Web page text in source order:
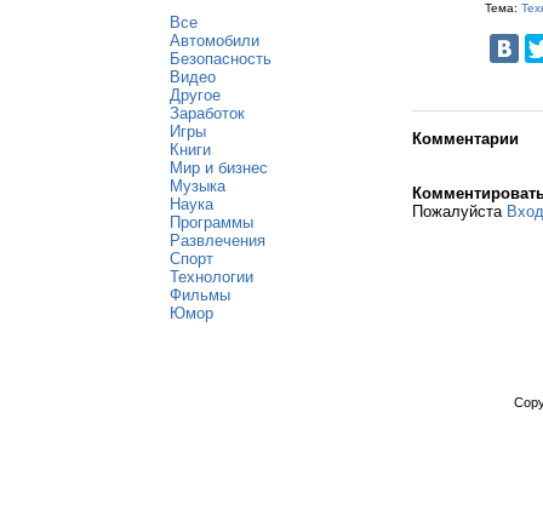
Все
Автомобили
Безопасность
Видео
Другое
Заработок
Игры
Книги
Мир и бизнес
Музыка
Наука
Программы
Развлечения
Спорт
Технологии
Фильмы
Юмор
Тема:
Комментарии
Пожалуйста Вход